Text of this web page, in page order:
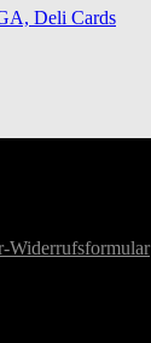
Deli Cards
Widerrufsformular